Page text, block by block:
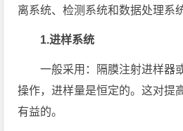
离系统、检测系统和数据处理系
1.进样系统
一般采用：隔膜注射进样器
操作，进样量是恒定的。这对提
有益的。